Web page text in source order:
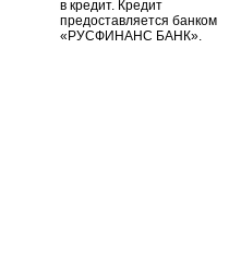
в кредит. Кредит
предоставляется банком
«РУСФИНАНС БАНК».